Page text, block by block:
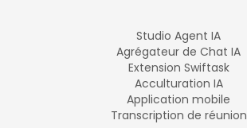
Studio Agent IA
Agrégateur de Chat IA
Extension Swiftask
Acculturation IA
Application mobile
Transcription de réunion